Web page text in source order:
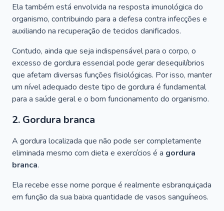
Ela também está envolvida na resposta imunológica do
organismo, contribuindo para a defesa contra infecções e
auxiliando na recuperação de tecidos danificados.
Contudo, ainda que seja indispensável para o corpo, o
excesso de gordura essencial pode gerar desequilíbrios
que afetam diversas funções fisiológicas. Por isso, manter
um nível adequado deste tipo de gordura é fundamental
para a saúde geral e o bom funcionamento do organismo.
2. Gordura branca
A gordura localizada que não pode ser completamente
eliminada mesmo com dieta e exercícios é a gordura
branca.
Ela recebe esse nome porque é realmente esbranquiçada
em função da sua baixa quantidade de vasos sanguíneos.